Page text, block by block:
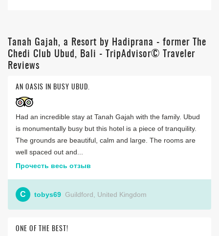
Tanah Gajah, a Resort by Hadiprana - former The
Chedi Club Ubud, Bali - TripAdvisor© Traveler
Reviews
AN OASIS IN BUSY UBUD.
Had an incredible stay at Tanah Gajah with the family. Ubud
is monumentally busy but this hotel is a piece of tranquility.
The grounds are beautiful, calm and large. The rooms are
well spaced out and...
Прочесть весь отзыв
C tobys69 Guildford, United Kingdom
ONE OF THE BEST!